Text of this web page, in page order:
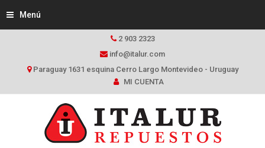
Menú
2 903 2323
info@italur.com
Paraguay 1631 esquina Cerro Largo Montevideo - Uruguay
MI CUENTA